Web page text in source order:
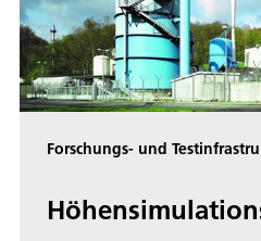
Forschungs- und